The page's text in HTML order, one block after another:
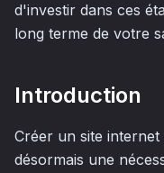
d'investir dans ces
long terme de votre
Introduction
Créer un site
désormais une